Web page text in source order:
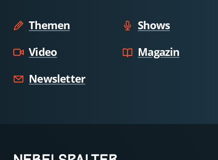
Themen
Shows
Video
Magazin
Newsletter